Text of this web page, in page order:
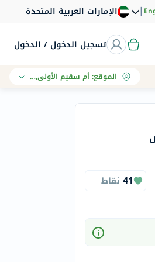
الإمارات العربية المتحدة |
تسجيل الدخول / الدخول
الموقع:أم سقيم الأولى, دبي
41 نقاط